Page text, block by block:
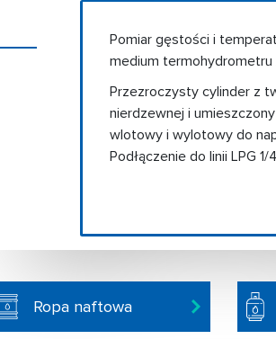
Pomiar gęstości i
medium termohydrometru
Przezroczysty cylinder z
nierdzewnej i
wlotowy i wylotowy do
Podłączenie do linii LPG 1/
Ropa naftowa